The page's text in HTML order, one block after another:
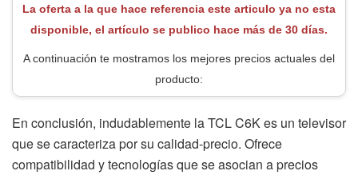
La oferta a la que hace referencia este articulo ya no esta
disponible, el artículo se publico hace más de 30 días.
A continuación te mostramos los mejores precios actuales del
producto:
En conclusión, indudablemente la TCL C6K es un televisor
que se caracteriza por su calidad-precio. Ofrece
compatibilidad y tecnologías que se asocian a precios